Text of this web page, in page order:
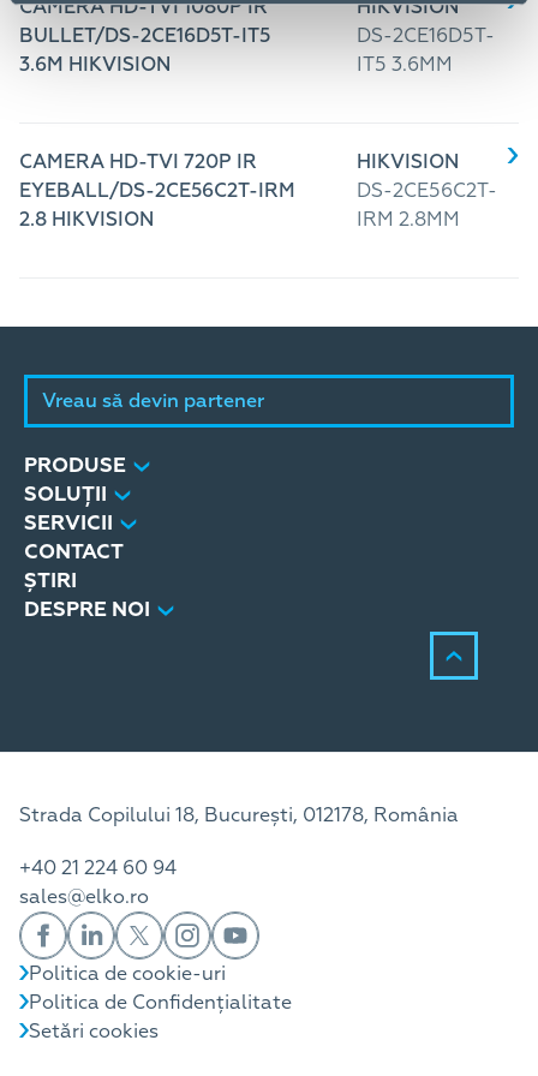
CAMERA HD-TVI 1080P IR
BULLET/DS-2CE16D5T-IT5
3.6M HIKVISION
HIKVISION
DS-2CE16D5T-
IT5 3.6MM
CAMERA HD-TVI 720P IR
EYEBALL/DS-2CE56C2T-IRM
2.8 HIKVISION
HIKVISION
DS-2CE56C2T-
IRM 2.8MM
Vreau să devin partener
PRODUSE
SOLUȚII
SERVICII
CONTACT
ȘTIRI
DESPRE NOI
Strada Copilului 18, București, 012178, România
+40 21 224 60 94
sales@elko.ro
Politica de cookie-uri
Politica de Confidențialitate
Setări cookies